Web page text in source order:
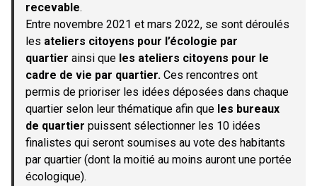
recevable.
Entre novembre 2021 et mars 2022, se sont déroulés
les ateliers citoyens pour l’écologie par
quartier ainsi que les ateliers citoyens pour le
cadre de vie par quartier. Ces rencontres ont
permis de prioriser les idées déposées dans chaque
quartier selon leur thématique afin que les bureaux
de quartier puissent sélectionner les 10 idées
finalistes qui seront soumises au vote des habitants
par quartier (dont la moitié au moins auront une portée
écologique).